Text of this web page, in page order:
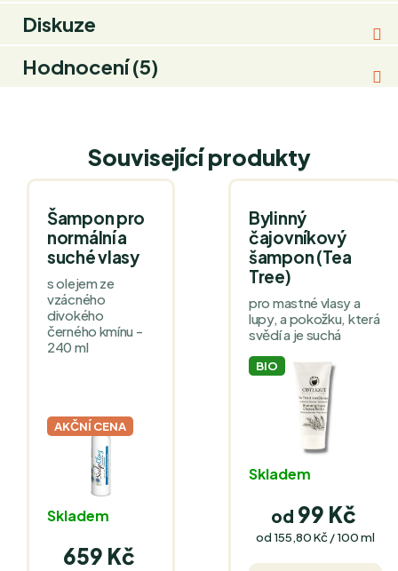
Diskuze
Hodnocení (5)
Související produkty
Šampon pro
normální a
suché vlasy
s olejem ze
vzácného
divokého
černého kmínu -
240 ml
AKČNÍ CENA
Skladem
659 Kč
Bylinný
čajovníkový
šampon (Tea
Tree)
pro mastné vlasy a
lupy, a pokožku, která
svědí a je suchá
BIO
Skladem
od 99 Kč
Měrná
od 155,80 Kč / 100 ml